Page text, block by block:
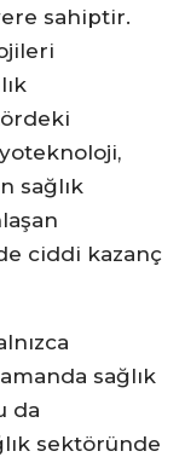
sahiptir.
sağlık
ciddi kazanç
sağlık
da
sektöründe